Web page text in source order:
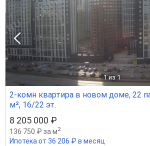
1 из 1
2-комн квартира в новом доме, 22
м², 16/22 эт.
8 205 000 ₽
136 750 ₽ за м2
Ипотека от 36 206 ₽ в месяц